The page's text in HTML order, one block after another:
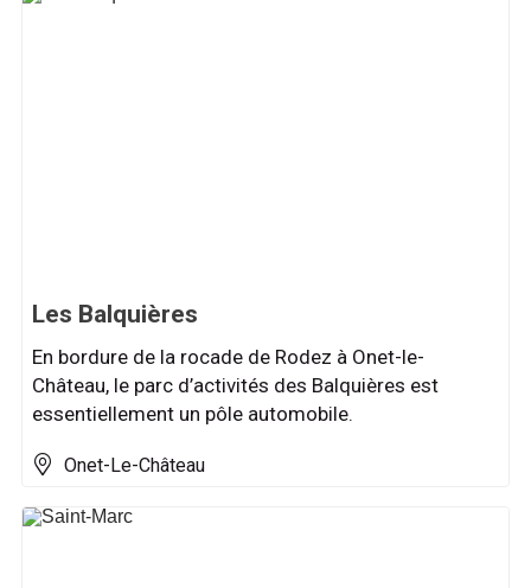
Les Balquières
En bordure de la rocade de Rodez à Onet-le-
Château, le parc d’activités des Balquières est
essentiellement un pôle automobile.
Onet-Le-Château